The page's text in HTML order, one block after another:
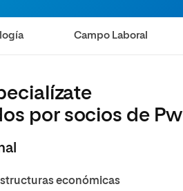
Campo Laboral
por socios de
económicas